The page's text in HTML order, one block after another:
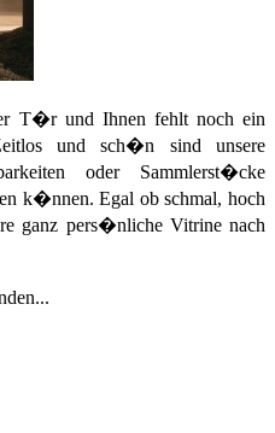
T�r und Ihnen fehlt noch ein
und sch�n sind unsere
oder Sammlerst�cke
k�nnen. Egal ob schmal, hoch
ganz pers�nliche Vitrine nach